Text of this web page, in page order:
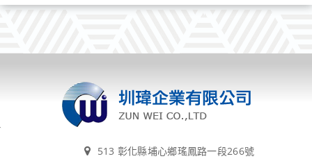
513 彰化縣埔心鄉瑤鳳路一段266號